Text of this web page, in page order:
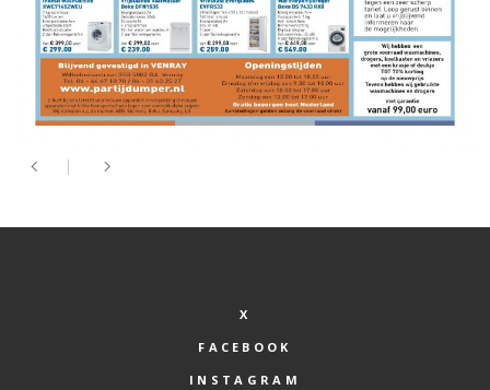
X
FACEBOOK
INSTAGRAM